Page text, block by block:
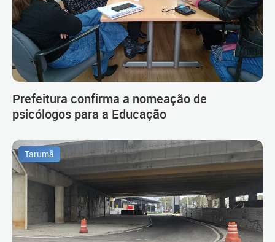
Prefeitura confirma a nomeação de
psicólogos para a Educação
Tarumã